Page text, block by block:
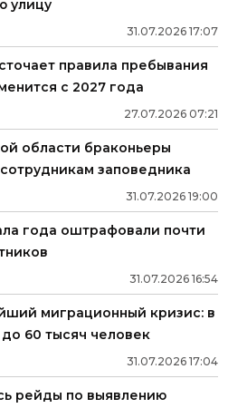
улицу
31.07.2026 17:07
правила пребывания
с 2027 года
27.07.2026 07:21
области браконьеры
заповедника
31.07.2026 19:00
года оштрафовали почти
31.07.2026 16:54
миграционный кризис: в
60 тысяч человек
31.07.2026 17:04
рейды по выявлению